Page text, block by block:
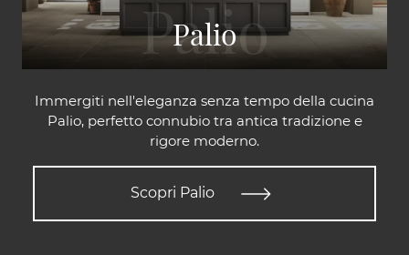
Palio
Immergiti nell'eleganza senza tempo della cucina
Palio, perfetto connubio tra antica tradizione e
rigore moderno.
Scopri Palio